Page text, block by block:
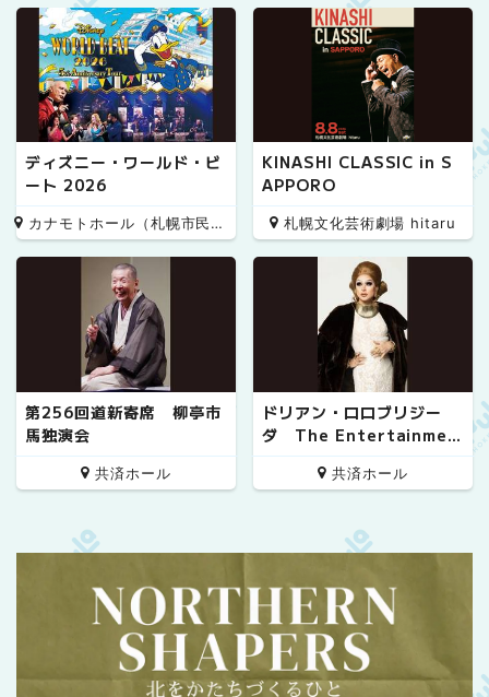
ディズニー・ワールド・ビ
ート 2026
カナモトホール（札幌市民ホール）
KINASHI CLASSIC in S
APPORO
札幌文化芸術劇場 hitaru
第256回道新寄席 柳亭市
馬独演会
共済ホール
ドリアン・ロロブリジー
ダ The Entertainmen
t!! 20th Anniversary S
共済ホール